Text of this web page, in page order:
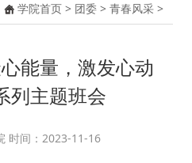
学院首页 > 团委 > 青春风采 >
能量，激发心动
列主题班会
时间：2023-11-16